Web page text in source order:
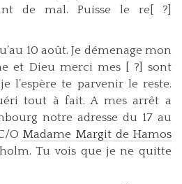
de mal. Puisse le re[ ?]
10 août. Je démenage mon
et Dieu merci mes [ ?] sont
l’espère te parvenir le reste.
tout à fait. A mes arrêt a
notre adresse du 17 au
O Madame Margit de Hamos
Tu vois que je ne quitte